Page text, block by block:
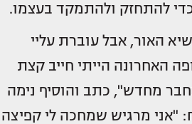
להתחזק ולהתמקד בעצמו.
האור, אבל עוברת עליי
האחרונה הייתי חייב קצת
מחדש", כתב והוסיף נימה
"אני מרגיש שמחכה לי קפיצה